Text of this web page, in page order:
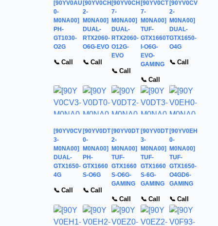
[90YV0AU
0-
M0NA00]
PH-
GT1030-
O2G
📞 Call
[90YV0CH
2-
M0NA00]
DUAL-
RTX2060-
O6G-EVO
📞 Call
[90YV0CH
7-
M0NA00]
DUAL-
RTX2060-
O12G-
EVO
📞 Call
[90YV0CT
7-
M0NA00]
TUF-
GTX1660T
I-O6G-
EVO-
GAMING
📞 Call
[90YV0CV
2-
M0NA00]
DUAL-
GTX1650-
O4G
📞 Call
[90YV0CV
3-
M0NA00]
DUAL-
GTX1650-
4G
📞 Call
[90YV0DT
0-
M0NA00]
PH-
GTX1660
S-O6G
📞 Call
[90YV0DT
2-
M0NA00]
TUF-
GTX1660
S-O6G-
GAMING
📞 Call
[90YV0DT
3-
M0NA00]
TUF-
GTX1660
S-6G-
GAMING
📞 Call
[90YV0EH
0-
M0NA00]
TUF-
GTX1650-
O4GD6-
GAMING
📞 Call